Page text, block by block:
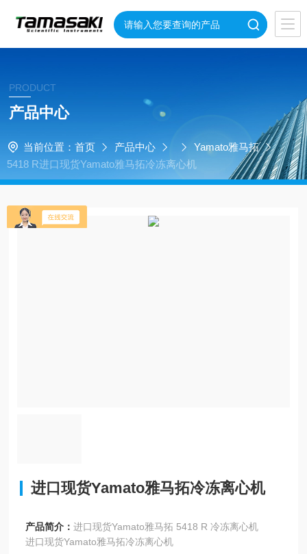
PRODUCT
产品中心
当前位置： 首页 产品中心
Yamato雅马拓
5418 R进口现货Yamato雅马拓冷冻离心机
进口现货Yamato雅马拓冷冻离心机
产品简介：
进口现货Yamato雅马拓 5418 R 冷冻离心机
进口现货Yamato雅马拓冷冻离心机